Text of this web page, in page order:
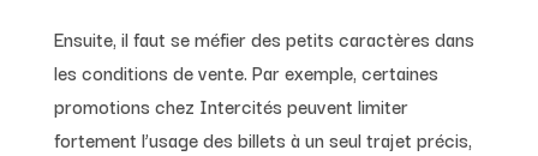
Ensuite, il faut se méfier des petits caractères dans
les conditions de vente. Par exemple, certaines
promotions chez Intercités peuvent limiter
fortement l’usage des billets à un seul trajet précis,